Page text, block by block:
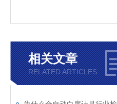
相关文章
RELATED ARTICLES